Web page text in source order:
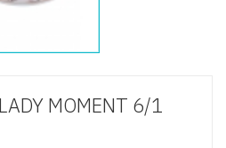
MOMENT 6/1